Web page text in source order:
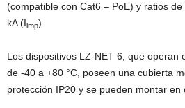
(compatible con Cat6 – PoE) y ratios
kA (Iimp).
Los dispositivos LZ-NET 6, que operan
de -40 a +80 °C, poseen una cubierta
protección IP20 y se pueden montar en